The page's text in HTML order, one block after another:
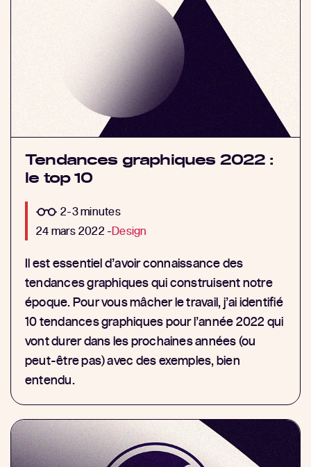
Tendances graphiques 2022 :
le top 10
2-3 minutes
24 mars 2022 -Design
Il est essentiel d’avoir connaissance des
tendances graphiques qui construisent notre
époque. Pour vous mâcher le travail, j’ai identifié
10 tendances graphiques pour l’année 2022 qui
vont durer dans les prochaines années (ou
peut-être pas) avec des exemples, bien
entendu.